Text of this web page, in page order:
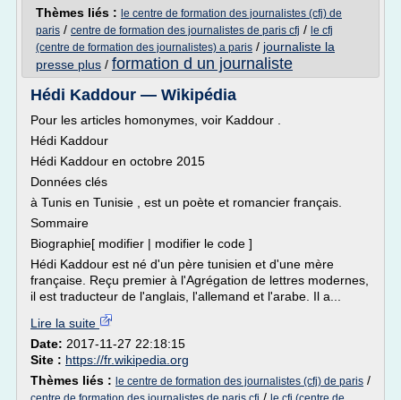
Thèmes liés : le centre de formation des journalistes (cfj) de
paris / centre de formation des journalistes de paris cfj / le cfj
(centre de formation des journalistes) a paris / journaliste la
presse plus / formation d un journaliste
Hédi Kaddour — Wikipédia
Pour les articles homonymes, voir Kaddour .
Hédi Kaddour
Hédi Kaddour en octobre 2015
Données clés
à Tunis en Tunisie , est un poète et romancier français.
Sommaire
Biographie[ modifier | modifier le code ]
Hédi Kaddour est né d'un père tunisien et d'une mère
française. Reçu premier à l'Agrégation de lettres modernes,
il est traducteur de l'anglais, l'allemand et l'arabe. Il a...
Lire la suite
Date: 2017-11-27 22:18:15
Site : https://fr.wikipedia.org
Thèmes liés : le centre de formation des journalistes (cfj) de paris /